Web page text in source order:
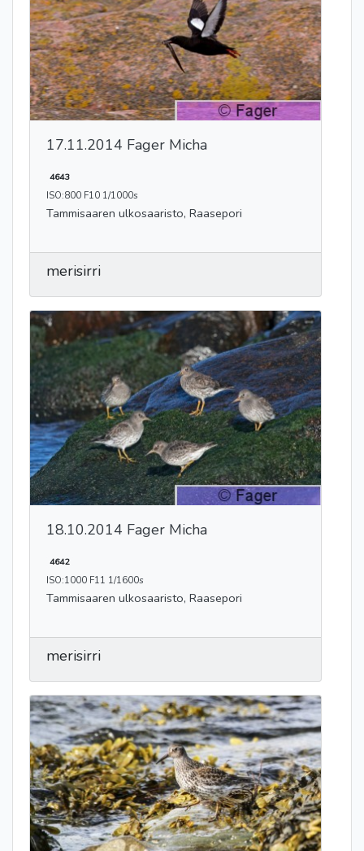
17.11.2014 Fager Micha
4643
ISO:800 F10 1/1000s
Tammisaaren ulkosaaristo, Raasepori
merisirri
18.10.2014 Fager Micha
4642
ISO:1000 F11 1/1600s
Tammisaaren ulkosaaristo, Raasepori
merisirri